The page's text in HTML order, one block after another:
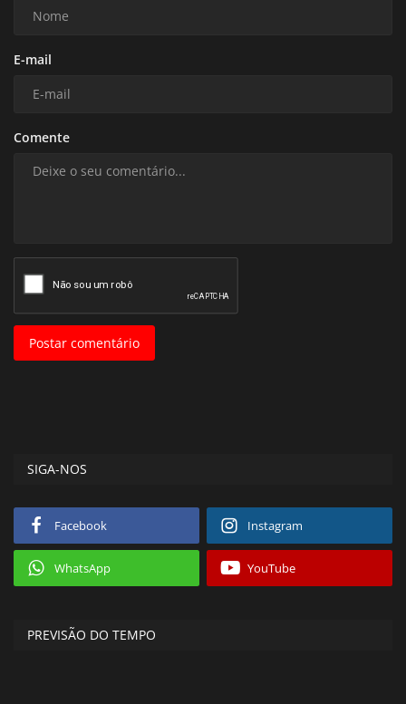
E-mail
Comente
Postar comentário
SIGA-NOS
Facebook Instagram
WhatsApp YouTube
PREVISÃO DO TEMPO